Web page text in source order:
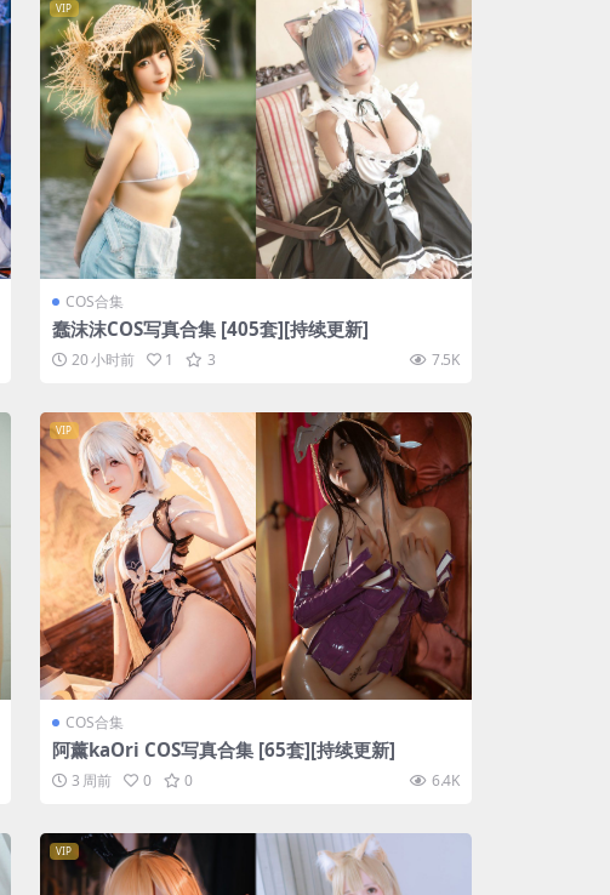
VIP
COS合集
蠢沫沫COS写真合集 [405套][持续更新]
20 小时前 1 3 7.5K
VIP
COS合集
阿薰kaOri COS写真合集 [65套][持续更新]
3 周前 0 0 6.4K
VIP